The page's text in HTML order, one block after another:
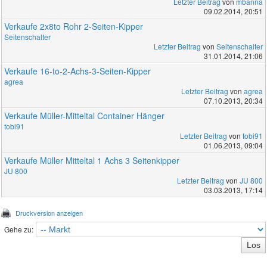
09.02.2014, 20:51
Verkaufe 2x8to Rohr 2-Seiten-Kipper
Seitenschalter
Letzter Beitrag von Seitenschalter
31.01.2014, 21:06
Verkaufe 16-to-2-Achs-3-Seiten-Kipper
agrea
Letzter Beitrag von agrea
07.10.2013, 20:34
Verkaufe Müller-Mitteltal Container Hänger
tobi91
Letzter Beitrag von tobi91
01.06.2013, 09:04
Verkaufe Müller Mitteltal 1 Achs 3 Seitenkipper
JU 800
Letzter Beitrag von JU 800
03.03.2013, 17:14
Druckversion anzeigen
Gehe zu: